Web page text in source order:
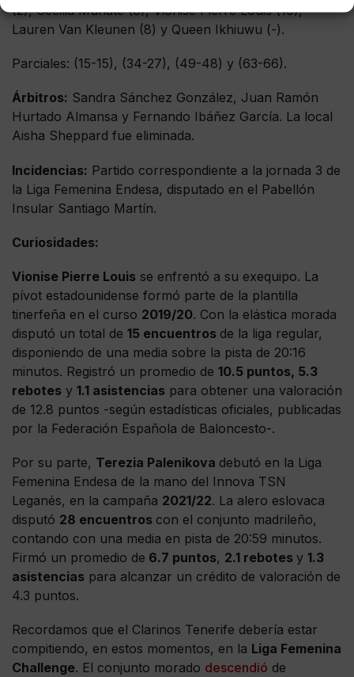
(2), Cecilia Muhate (6), Vionise Pierre Louis (10),
Lauren Van Kleunen (8) y Queen Ikhiuwu (-).
Parciales: (15-15), (34-27), (49-48) y (63-66).
Árbitros: Sandra Sánchez González, Juan Ramón
Hurtado Almansa y Fernando Ibáñez García. La local
Aisha Sheppard fue eliminada.
Incidencias: Partido correspondiente a la jornada 3 de
la Liga Femenina Endesa, disputado en el Pabellón
Insular Santiago Martín.
Curiosidades:
Vionise Pierre Louis se enfrentó a su exequipo. La
pívot estadounidense formó parte de la plantilla
tinerfeña en el curso 2019/20. Con la elástica morada
disputó un total de 15 encuentros de la liga regular,
disponiendo de una media sobre la pista de 20:16
minutos. Registró un promedio de 10.5 puntos, 5.3
rebotes y 1.1 asistencias para obtener una valoración
de 12.8 puntos -según estadísticas oficiales, publicadas
por la Federación Española de Baloncesto-.
Por su parte, Terezia Palenikova debutó en la Liga
Femenina Endesa de la mano del Innova TSN
Leganés, en la campaña 2021/22. La alero eslovaca
disputó 28 encuentros con el conjunto madrileño,
contando con una media en pista de 20:59 minutos.
Firmó un promedio de 6.7 puntos, 2.1 rebotes y 1.3
asistencias para alcanzar un crédito de valoración de
4.3 puntos.
Recordamos que el Clarinos Tenerife debería estar
compitiendo, en estos momentos, en la Liga Femenina
Challenge. El conjunto morado descendió de